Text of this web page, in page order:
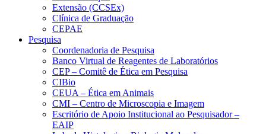
Extensão (CCSEx)
Clínica de Graduação
CEPAE
Pesquisa
Coordenadoria de Pesquisa
Banco Virtual de Reagentes de Laboratórios
CEP – Comitê de Ética em Pesquisa
CIBio
CEUA – Ética em Animais
CMI – Centro de Microscopia e Imagem
Escritório de Apoio Institucional ao Pesquisador –
EAIP